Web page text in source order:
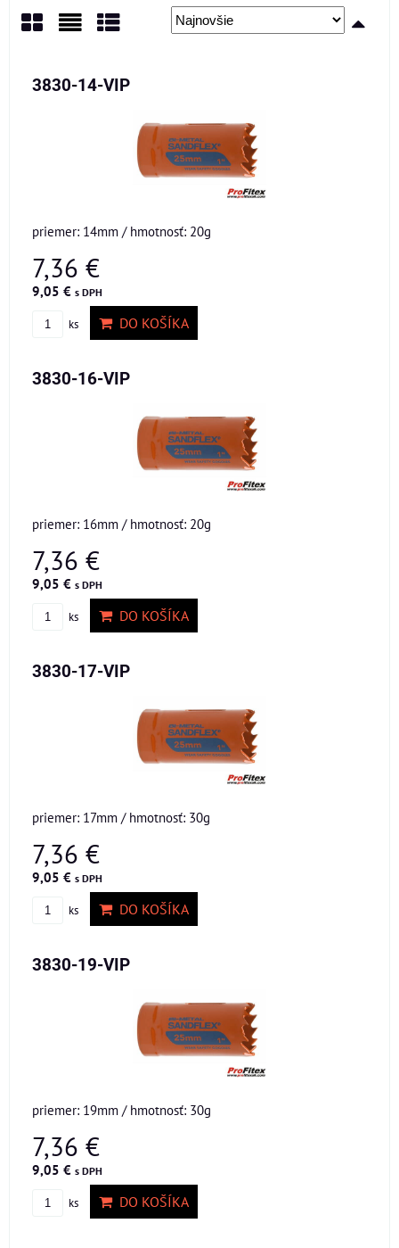
3830-14-VIP
priemer: 14mm / hmotnosť: 20g
7,36 €
9,05 € s DPH
ks DO KOŠÍKA
3830-16-VIP
priemer: 16mm / hmotnosť: 20g
7,36 €
9,05 € s DPH
ks DO KOŠÍKA
3830-17-VIP
priemer: 17mm / hmotnosť: 30g
7,36 €
9,05 € s DPH
ks DO KOŠÍKA
3830-19-VIP
priemer: 19mm / hmotnosť: 30g
7,36 €
9,05 € s DPH
ks DO KOŠÍKA